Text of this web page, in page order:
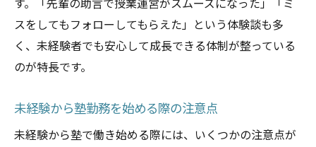
す。「先輩の助言で授業運営がスムーズになった」「ミ
スをしてもフォローしてもらえた」という体験談も多
く、未経験者でも安心して成長できる体制が整っている
のが特長です。
未経験から塾勤務を始める際の注意点
未経験から塾で働き始める際には、いくつかの注意点が